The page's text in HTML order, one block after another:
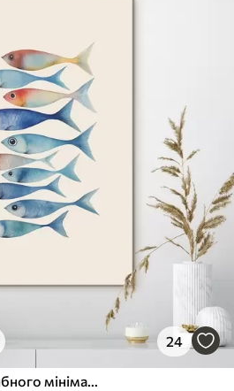
24
Акварель з імітацією рибного мінімалізму